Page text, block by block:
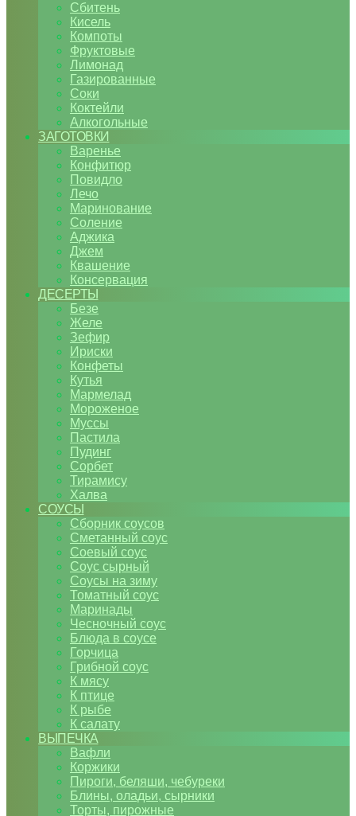
Сбитень
Кисель
Компоты
Фруктовые
Лимонад
Газированные
Соки
Коктейли
Алкогольные
ЗАГОТОВКИ
Варенье
Конфитюр
Повидло
Лечо
Маринование
Соление
Аджика
Джем
Квашение
Консервация
ДЕСЕРТЫ
Безе
Желе
Зефир
Ириски
Конфеты
Кутья
Мармелад
Мороженое
Муссы
Пастила
Пудинг
Сорбет
Тирамису
Халва
СОУСЫ
Сборник соусов
Сметанный соус
Соевый соус
Соус сырный
Соусы на зиму
Томатный соус
Маринады
Чесночный соус
Блюда в соусе
Горчица
Грибной соус
К мясу
К птице
К рыбе
К салату
ВЫПЕЧКА
Вафли
Коржики
Пироги, беляши, чебуреки
Блины, оладьи, сырники
Торты, пирожные